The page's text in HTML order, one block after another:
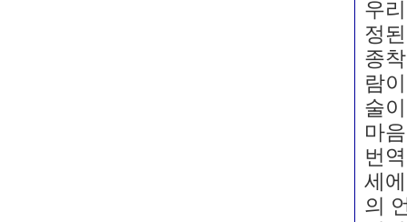
우
정
종
람
술
마
번
세
의